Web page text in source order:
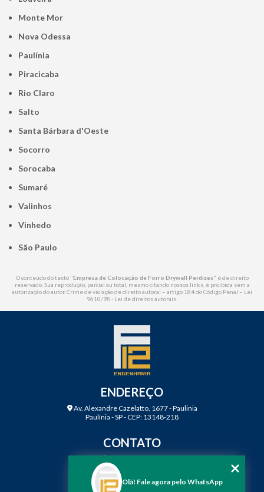
Monte Mor
Nova Odessa
Paulínia
Piracicaba
Rio Claro
Salto
Santa Bárbara d'Oeste
Socorro
Sorocaba
Sumaré
Valinhos
Vinhedo
São Paulo
O conteúdo do texto "Empresa de Colocação de Forro Drywall Perdizes" é de direito
reservado. Sua reprodução, parcial ou total, mesmo citando nossos links, é proibida sem a
autorização do autor. Crime de violação de direito autoral – artigo 184 do Código Penal – Lei
9610/98 - Lei de direitos autorais
ENDEREÇO
Av. Alexandre Cazelatto, 1677 - Paulinia
Paulínia - SP - CEP: 13148-218
CONTATO
(19) 99968-7979
contato@f12engenharia.com.br
Olá! Fale agora pelo WhatsApp